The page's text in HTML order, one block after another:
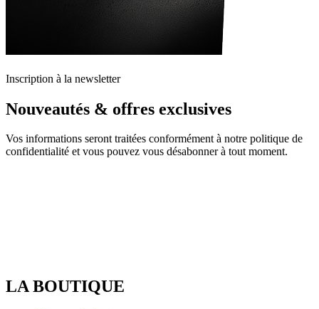
Inscription à la newsletter
Nouveautés & offres exclusives
Vos informations seront traitées conformément à notre politique de
confidentialité et vous pouvez vous désabonner à tout moment.
LA BOUTIQUE